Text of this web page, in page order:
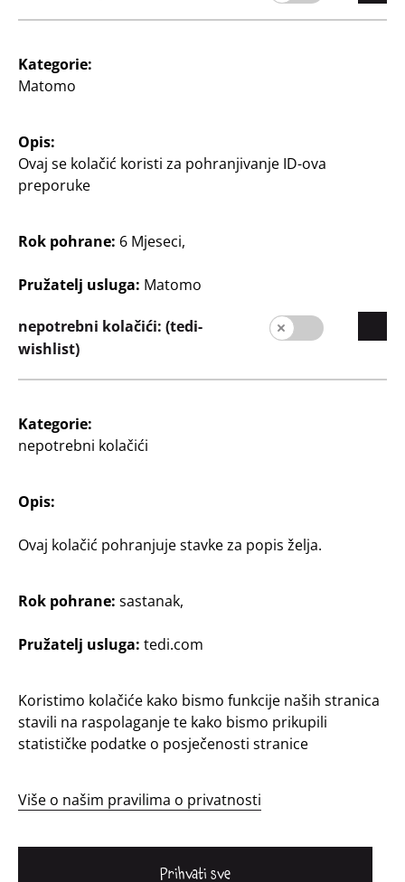
5
Karijera
Održivost
Informacije za kupce
Hrvatska / Hrvatski
Kontakt
Informacije za kupce
Otisak
Sustav zviždača
Kategorie:
Matomo
Opis:
Ovaj se kolačić koristi za pohranjivanje ID-ova
preporuke
Rok pohrane: 6 Mjeseci,
Pružatelj usluga: Matomo
nepotrebni kolačići: (tedi-
wishlist)
Kategorie:
nepotrebni kolačići
Opis:
Ovaj kolačić pohranjuje stavke za popis želja.
Rok pohrane: sastanak,
Pružatelj usluga: tedi.com
Koristimo kolačiće kako bismo funkcije naših stranica
stavili na raspolaganje te kako bismo prikupili
statističke podatke o posječenosti stranice
Više o našim pravilima o privatnosti
Prihvati sve